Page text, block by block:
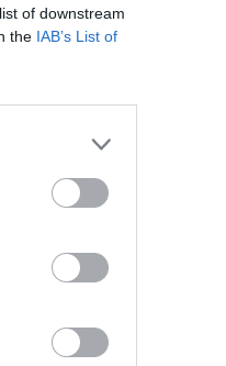
of downstream
the IAB’s List of
i espiritual que
que convida
el desig i la
l'amor en totes les
a festivals destacats